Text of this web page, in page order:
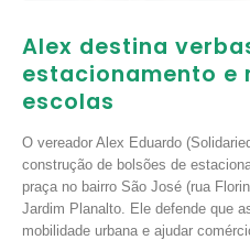
Alex destina
estacionamento e
escolas
O vereador Alex Eduardo
construção de bolsões de
praça no bairro São José (rua
Jardim Planalto. Ele defende que
mobilidade urbana e ajudar